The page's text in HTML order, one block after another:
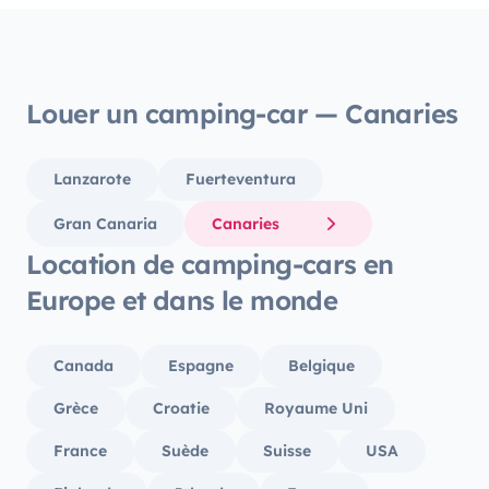
Louer un camping-car — Canaries
Lanzarote Fuerteventura
Gran Canaria Canaries
Location de camping-cars en
Europe et dans le monde
Canada Espagne Belgique
Grèce Croatie Royaume Uni
France Suède Suisse USA